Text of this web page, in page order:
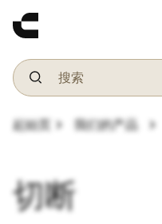
起始页 chevron_right 我们的产品 chevron_right
切断